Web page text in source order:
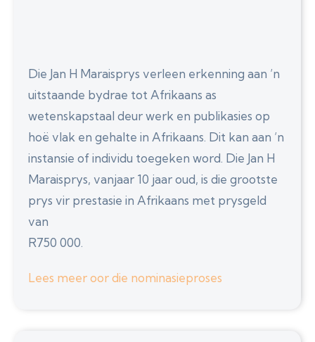
Die Jan H Maraisprys verleen erkenning aan ’n
uitstaande bydrae tot Afrikaans as
wetenskapstaal deur werk en publikasies op
hoë vlak en gehalte in Afrikaans. Dit kan aan ’n
instansie of individu toegeken word. Die Jan H
Maraisprys, vanjaar 10 jaar oud, is die grootste
prys vir prestasie in Afrikaans met prysgeld
van
R750 000.
Lees meer oor die nominasieproses